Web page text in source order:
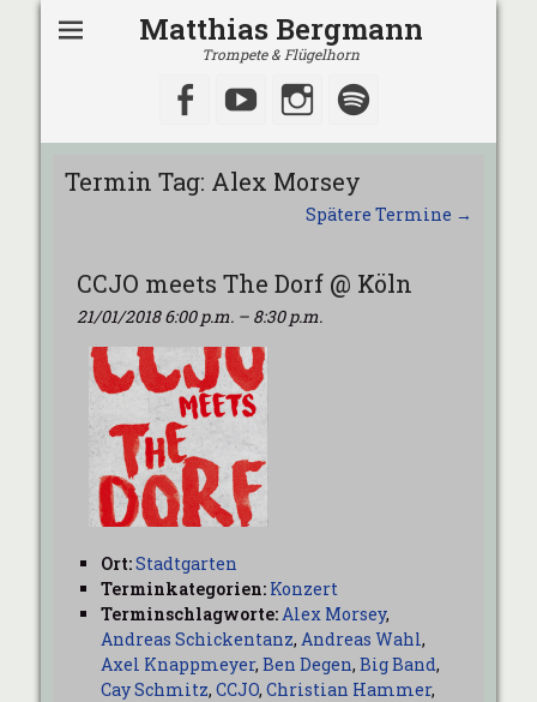
Matthias Bergmann
Trompete & Flügelhorn
Facebook
YouTubeInstagram
Termin Tag: Alex Morsey
Spätere Termine →
CCJO meets The Dorf @ Köln
21/01/2018 6:00 p.m. – 8:30 p.m.
Ort:Stadtgarten
Terminkategorien: Konzert
Terminschlagworte:Alex Morsey,
Andreas Schickentanz, Andreas Wahl,
Axel Knappmeyer, Ben Degen, Big Band,
Cay Schmitz, CCJO, Christian Hammer,